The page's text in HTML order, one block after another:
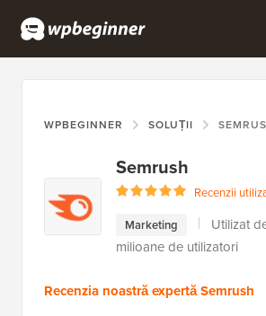
WPBEGINNER SOLUȚII
Semrush
Recenzii
Marketing
Utilizat
milioane de utilizatori
Recenzia noastră expertă Semrush